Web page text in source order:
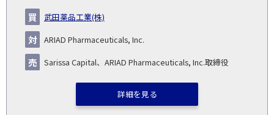
武田薬品工業(株)
ARIAD Pharmaceuticals, Inc.
Sarissa Capital、ARIAD Pharmaceuticals, Inc.取締役
詳細を見る